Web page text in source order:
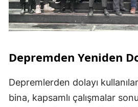
Depremden Yeniden
Depremlerden dolayı
bina, kapsamlı çalışmalar